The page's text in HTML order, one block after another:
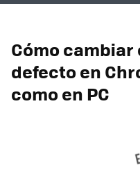
Cómo
defecto en
como en PC